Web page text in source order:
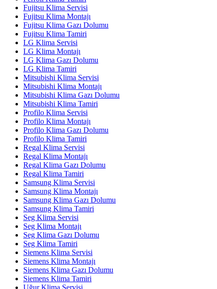
Fujitsu Klima Servisi
Fujitsu Klima Montajı
Fujitsu Klima Gazı Dolumu
Fujitsu Klima Tamiri
LG Klima Servisi
LG Klima Montajı
LG Klima Gazı Dolumu
LG Klima Tamiri
Mitsubishi Klima Servisi
Mitsubishi Klima Montajı
Mitsubishi Klima Gazı Dolumu
Mitsubishi Klima Tamiri
Profilo Klima Servisi
Profilo Klima Montajı
Profilo Klima Gazı Dolumu
Profilo Klima Tamiri
Regal Klima Servisi
Regal Klima Montajı
Regal Klima Gazı Dolumu
Regal Klima Tamiri
Samsung Klima Servisi
Samsung Klima Montajı
Samsung Klima Gazı Dolumu
Samsung Klima Tamiri
Seg Klima Servisi
Seg Klima Montajı
Seg Klima Gazı Dolumu
Seg Klima Tamiri
Siemens Klima Servisi
Siemens Klima Montajı
Siemens Klima Gazı Dolumu
Siemens Klima Tamiri